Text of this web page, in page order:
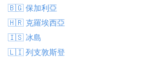
🇧🇬 保加利亞
🇭🇷 克羅埃西亞
🇮🇸 冰島
🇱🇮 列支敦斯登